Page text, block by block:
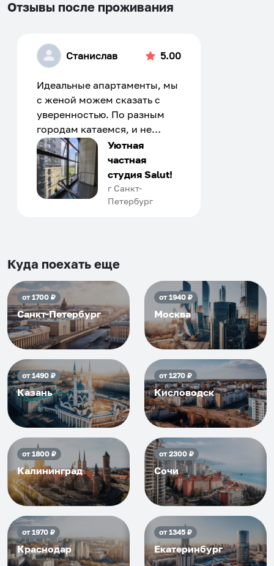
Отзывы после проживания
Станислав 5.00
Идеальные апартаменты, мы
с женой можем сказать с
уверенностью. По разным
городам катаемся, и не
только в России. Сервис на
отличном уровне. Хозяин
апартаментов доброй души
человек, всегда можно
договориться, подскажет
приезжать еще...
Уютная
частная
студия Salut!
г Санкт-
Петербург
Куда поехать еще
от1700₽
Санкт-Петербург
от1940₽
Москва
от1490₽
Казань
от1270₽
Кисловодск
от1800₽
Калининград
от2300₽
Сочи
от1970₽
Краснодар
от1345₽
Екатеринбург